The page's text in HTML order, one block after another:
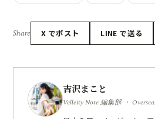
Share X でポスト LINE で送る
吉沢まこと
Velleity Note 編集部 ・